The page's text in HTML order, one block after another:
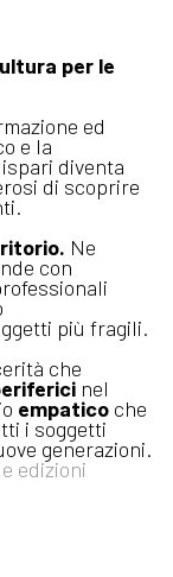
per le
ed
e la
diventa
di scoprire
Ne
con
più fragili.
che
nel
empatico che
i soggetti
generazioni.
edizioni